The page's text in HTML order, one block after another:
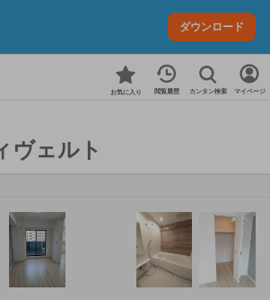
ダウンロード
お気に入り 閲覧履歴 カンタン検索 マイページ
ヴェルト